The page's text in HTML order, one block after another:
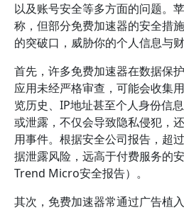
以及账号安全等多方面的问题。
称，但部分免费加速器的安全措
的突破口，威胁你的个人信息与财
首先，许多免费加速器在数据保
应用未经严格审查，可能会收集
览历史、IP地址甚至个人身份信
或泄露，不仅会导致隐私侵犯，
用事件。根据安全公司报告，超
据泄露风险，远高于付费服务的
Trend Micro安全报告）。
其次，免费加速器常通过广告植